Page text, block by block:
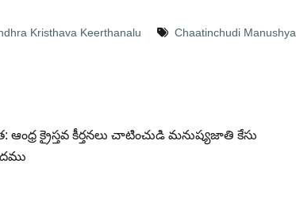
Kristhava Keerthanalu
Chaatinchudi Manushya
క్రైస్తవ కీర్తనలు చాటించుడి మనుష్యజాతి కేసు